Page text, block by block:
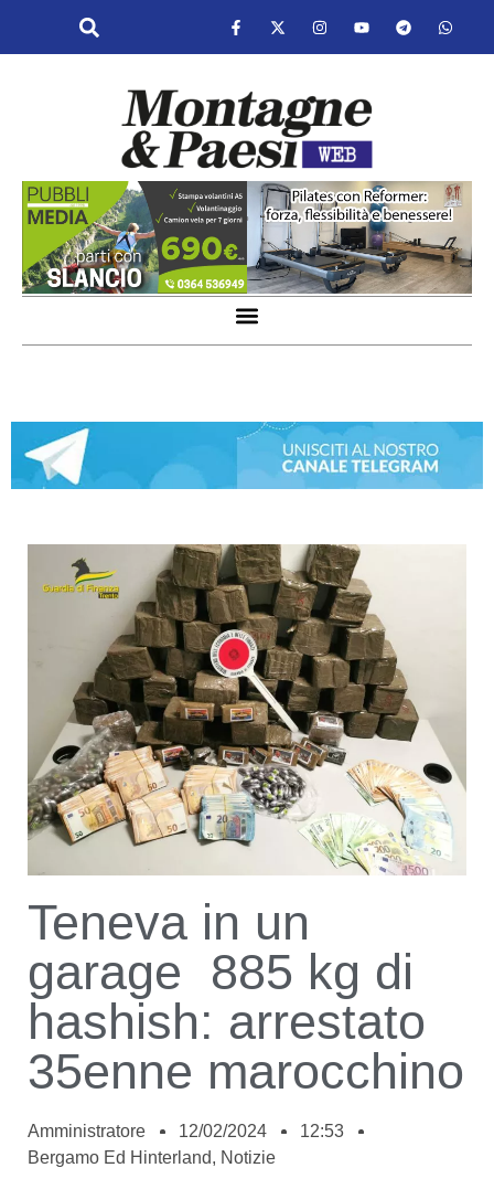
Teneva in un
garage 885 kg di
hashish: arrestato
35enne marocchino
Amministratore 12/02/2024
12:53
Bergamo Ed Hinterland, Notizie